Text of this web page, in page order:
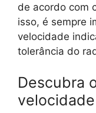
de acordo com
isso, é sempre
velocidade
tolerância do
Descubra